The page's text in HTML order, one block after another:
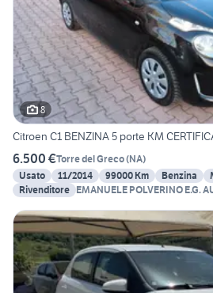
8
Citroen C1 BENZINA 5 porte KM
6.500 €Torre del Greco(NA)
Usato
11/2014 99000 Km Benzina
Rivenditore EMANUELE POLVERINO E.G.